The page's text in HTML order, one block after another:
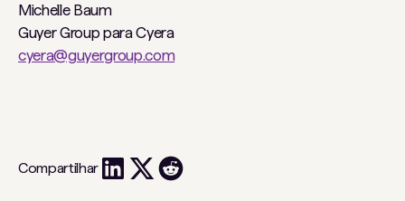
Michelle Baum
Guyer Group para Cyera
cyera@guyergroup.com
Compartilhar